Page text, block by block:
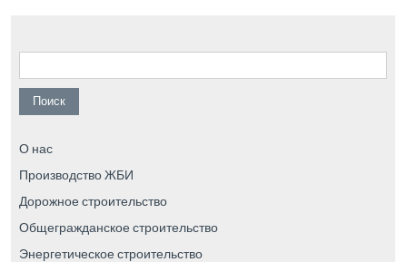
Найти:
О нас
Производство ЖБИ
Дорожное строительство
Общегражданское строительство
Энергетическое строительство